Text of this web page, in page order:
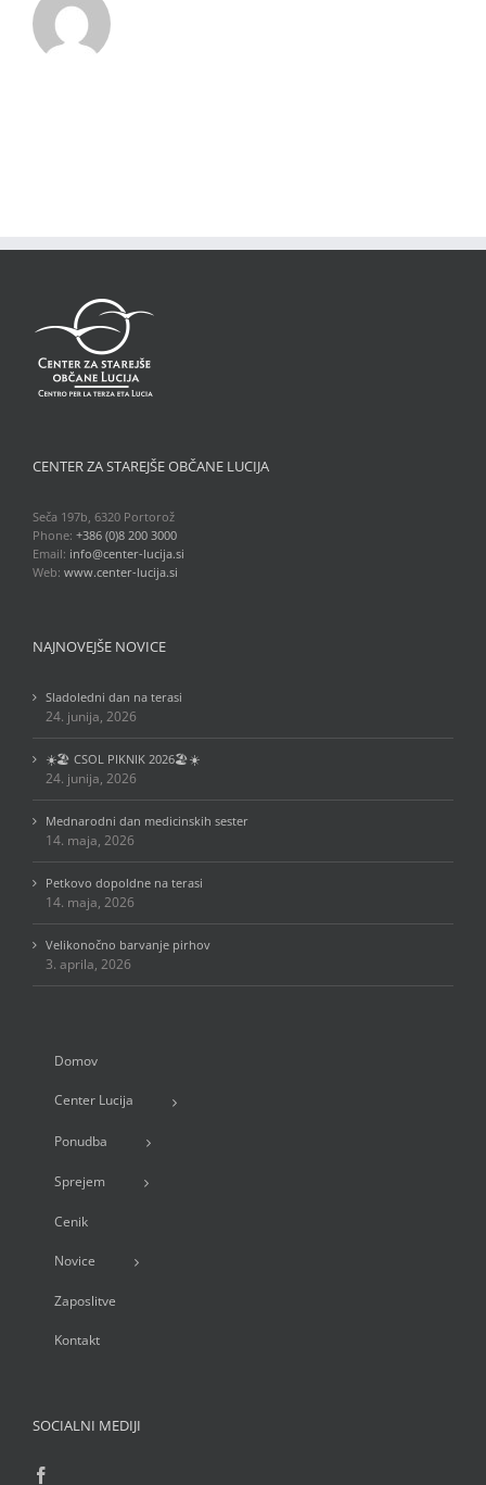
CENTER ZA STAREJŠE OBČANE LUCIJA
Seča 197b, 6320 Portorož
Phone: +386 (0)8 200 3000
Email: info@center-lucija.si
Web: www.center-lucija.si
NAJNOVEJŠE NOVICE
Sladoledni dan na terasi
24. junija, 2026
☀️🏖️ CSOL PIKNIK 2026🏖️☀️
24. junija, 2026
Mednarodni dan medicinskih sester
14. maja, 2026
Petkovo dopoldne na terasi
14. maja, 2026
Velikonočno barvanje pirhov
3. aprila, 2026
Domov
Center Lucija
Ponudba
Sprejem
Cenik
Novice
Zaposlitve
Kontakt
SOCIALNI MEDIJI